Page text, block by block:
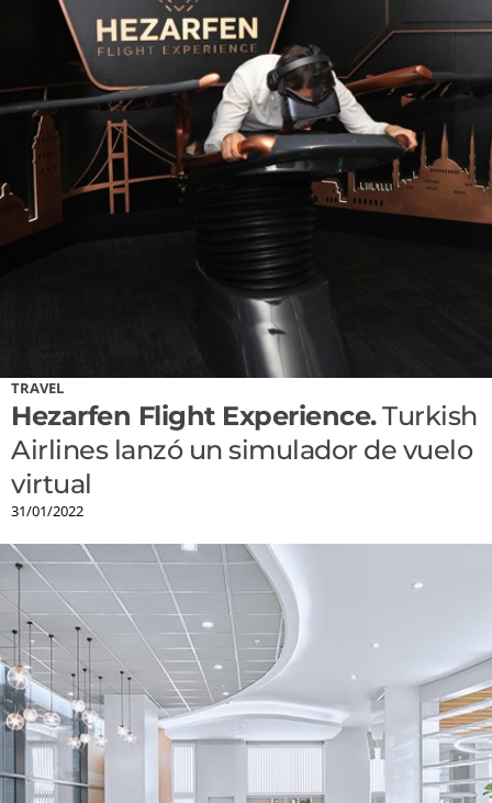
TRAVEL
Hezarfen Flight Experience.Turkish
Airlines lanzó un simulador de vuelo
virtual
31/01/2022